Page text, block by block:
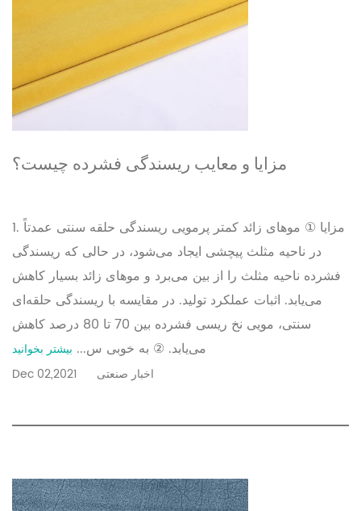
مزایا و معایب ریسندگی فشرده چیست؟
1. مزایا ① موهای زائد کمتر پرمویی ریسندگی حلقه سنتی عمدتاً
در ناحیه مثلث پیچشی ایجاد می‌شود، در حالی که ریسندگی
فشرده ناحیه مثلث را از بین می‌برد و موهای زائد بسیار کاهش
می‌یابد. اثبات عملکرد تولید. در مقایسه با ریسندگی حلقه‌ای
سنتی، مویی نخ ریسی فشرده بین 70 تا 80 درصد کاهش
می‌یابد. ② به خوبی س... بیشتر بخوانید
Dec 02,2021
اخبار صنعتی